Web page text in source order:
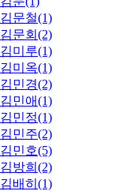
김문철(1)
김문회(2)
김미루(1)
김미옥(1)
김민경(2)
김민애(1)
김민정(1)
김민주(2)
김민호(5)
김방희(2)
김배히(1)